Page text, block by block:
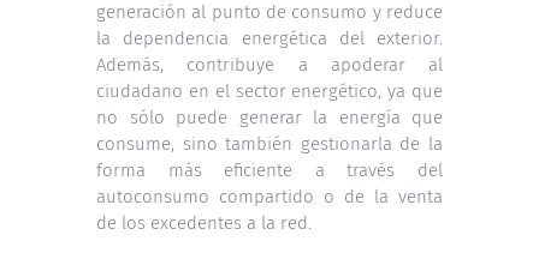
generación al punto de consumo y reduce
la dependencia energética del exterior.
Además, contribuye a apoderar al
ciudadano en el sector energético, ya que
no sólo puede generar la energía que
consume, sino también gestionarla de la
forma más eficiente a través del
autoconsumo compartido o de la venta
de los excedentes a la red.